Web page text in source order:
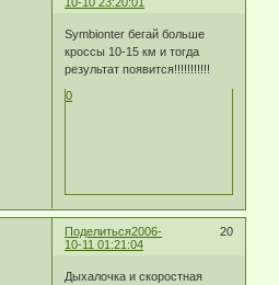
Symbionter бегай больше
кроссы 10-15 км и тогда
результат появится!!!!!!!!!!!
0
Поделиться 20
2006-
10-11 01:21:04
Дыхалочка и скоростная